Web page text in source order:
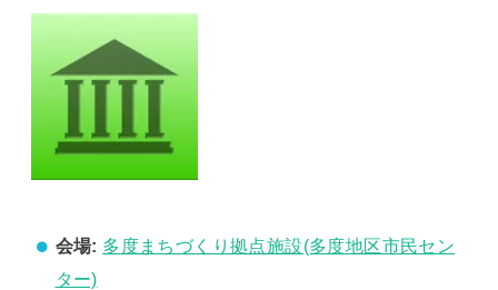
会場: 多度まちづくり拠点施設(多度地区市民セン
ター)